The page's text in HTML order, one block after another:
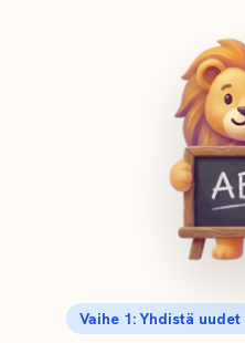
Vaihe 1: Yhdistä